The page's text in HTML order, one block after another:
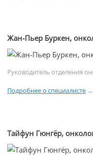
Жан-Пьер Буркен,
Руководитель отделения
Подробнее о специалисте →
Тайфун Гюнгёр,